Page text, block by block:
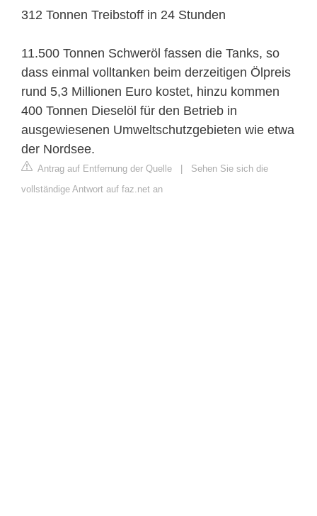
312 Tonnen Treibstoff in 24 Stunden
11.500 Tonnen Schweröl fassen die Tanks, so
dass einmal volltanken beim derzeitigen Ölpreis
rund 5,3 Millionen Euro kostet, hinzu kommen
400 Tonnen Dieselöl für den Betrieb in
ausgewiesenen Umweltschutzgebieten wie etwa
der Nordsee.
Antrag auf Entfernung der Quelle | Sehen Sie sich die
vollständige Antwort auf faz.net an